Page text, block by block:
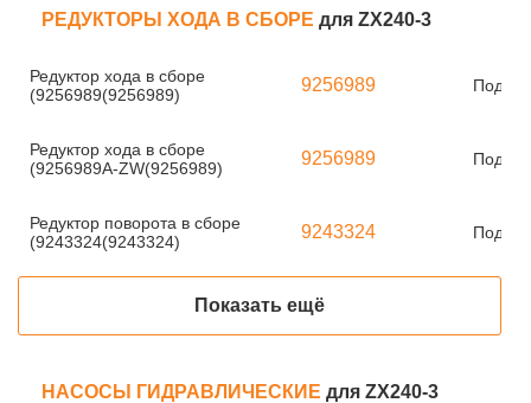
РЕДУКТОРЫ ХОДА В СБОРЕ для ZX240-3
Редуктор хода в сборе
(9256989(9256989)
9256989 Под
Редуктор хода в сборе
(9256989A-ZW(9256989)
9256989 Под
Редуктор поворота в сборе
(9243324(9243324)
9243324 Под
Показать ещё
НАСОСЫ ГИДРАВЛИЧЕСКИЕ для ZX240-3